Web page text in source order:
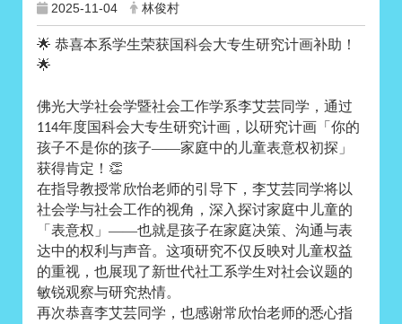
2025-11-04 林俊村
🌟 恭喜本系学生荣获国科会大专生研究计画补助！
🌟
佛光大学社会学暨社会工作学系李艾芸同学，通过
114年度国科会大专生研究计画，以研究计画「你的
孩子不是你的孩子——家庭中的儿童表意权初探」
获得肯定！ 👏
在指导教授常欣怡老师的引导下，李艾芸同学将以
社会学与社会工作的视角，深入探讨家庭中儿童的
「表意权」——也就是孩子在家庭决策、沟通与表
达中的权利与声音。这项研究不仅反映对儿童权益
的重视，也展现了新世代社工系学生对社会议题的
敏锐观察与研究热情。
再次恭喜李艾芸同学，也感谢常欣怡老师的悉心指